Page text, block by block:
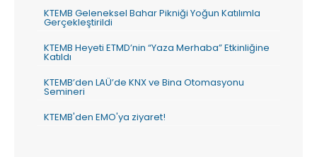
KTEMB Geleneksel Bahar Pikniği Yoğun Katılımla
Gerçekleştirildi
KTEMB Heyeti ETMD’nin “Yaza Merhaba” Etkinliğine
Katıldı
KTEMB’den LAÜ’de KNX ve Bina Otomasyonu
Semineri
KTEMB'den EMO'ya ziyaret!